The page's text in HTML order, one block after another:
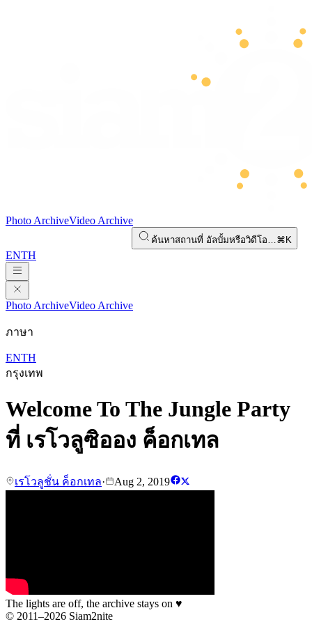
Photo ArchiveVideo Archive
ค้นหาสถานที่ อัลบั้มหรือวิดีโอ…⌘K
ENTH
Photo ArchiveVideo Archive
ภาษา
ENTH
กรุงเทพ
Welcome To The Jungle Party
ที่ เรโวลูซิออง ค็อกเทล
เรโวลูชั่น ค็อกเทล· Aug 2, 2019
The lights are off, the archive stays on ♥
© 2011–2026 Siam2nite